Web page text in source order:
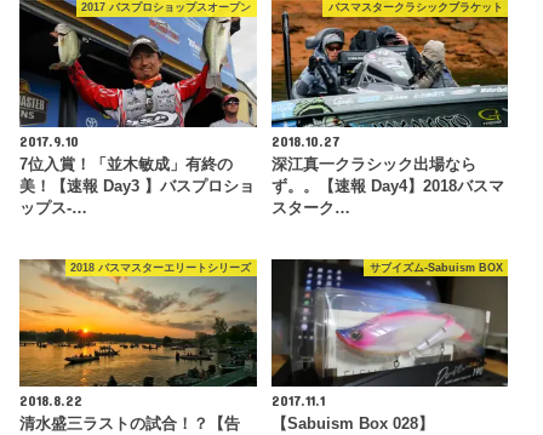
2017 バスプロショップスオープン
2017.9.10
7位入賞！「並木敏成」有終の
美！【速報 Day3 】バスプロショ
ップス-…
バスマスタークラシックブラケット
2018.10.27
深江真一クラシック出場なら
ず。。【速報 Day4】2018バスマ
スターク…
2018 バスマスターエリートシリーズ
2018.8.22
清水盛三ラストの試合！？【告
サブイズム-Sabuism BOX
2017.11.1
【Sabuism Box 028】